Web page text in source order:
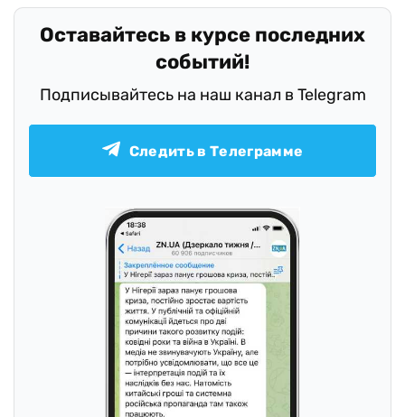
Оставайтесь в курсе последних
событий!
Подписывайтесь на наш канал в Telegram
Следить в Телеграмме